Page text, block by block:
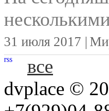
31 июля 2017 |
rss
все
dvplace ©